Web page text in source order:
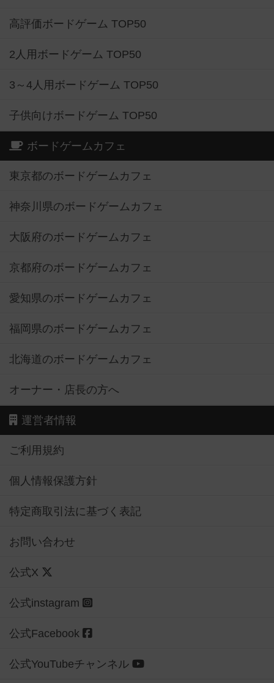
高評価ボードゲーム TOP50
2人用ボードゲーム TOP50
3～4人用ボードゲーム TOP50
子供向けボードゲーム TOP50
ボードゲームカフェ
東京都のボードゲームカフェ
神奈川県のボードゲームカフェ
大阪府のボードゲームカフェ
京都府のボードゲームカフェ
愛知県のボードゲームカフェ
福岡県のボードゲームカフェ
北海道のボードゲームカフェ
オーナー・店長の方へ
運営者情報
ご利用規約
個人情報保護方針
特定商取引法に基づく表記
お問い合わせ
公式X
公式instagram
公式Facebook
公式YouTubeチャンネル